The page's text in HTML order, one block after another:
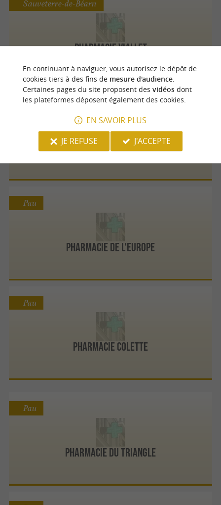
Pharmacie Viallet
Sauveterre-de-Béarn
Laurend Dominique
Sauveterre-de-Béarn
Pharmacie de l'Europe
Pau
Pharmacie Colette
Pau
Pharmacie du Triangle
Pau
En continuant à naviguer, vous autorisez le dépôt de
cookies tiers à des fins de mesure d'audience.
Certaines pages du site proposent des vidéosdont
les plateformes déposent également des cookies.
EN SAVOIR PLUS
JE REFUSE
J'ACCEPTE